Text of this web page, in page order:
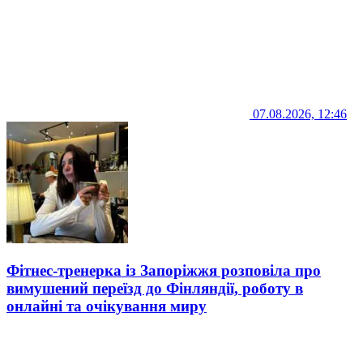
07.08.2026, 12:46
Фітнес-тренерка із Запоріжжя розповіла про
вимушений переїзд до Фінляндії, роботу в
онлайні та очікування миру